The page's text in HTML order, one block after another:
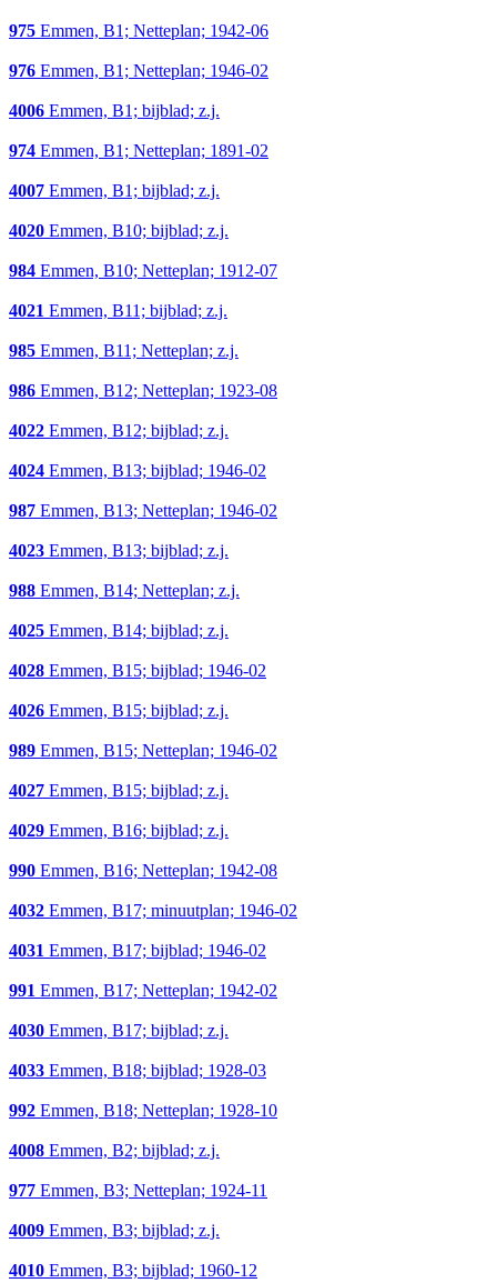
975 Emmen, B1; Netteplan; 1942-06
976 Emmen, B1; Netteplan; 1946-02
4006 Emmen, B1; bijblad; z.j.
974 Emmen, B1; Netteplan; 1891-02
4007 Emmen, B1; bijblad; z.j.
4020 Emmen, B10; bijblad; z.j.
984 Emmen, B10; Netteplan; 1912-07
4021 Emmen, B11; bijblad; z.j.
985 Emmen, B11; Netteplan; z.j.
986 Emmen, B12; Netteplan; 1923-08
4022 Emmen, B12; bijblad; z.j.
4024 Emmen, B13; bijblad; 1946-02
987 Emmen, B13; Netteplan; 1946-02
4023 Emmen, B13; bijblad; z.j.
988 Emmen, B14; Netteplan; z.j.
4025 Emmen, B14; bijblad; z.j.
4028 Emmen, B15; bijblad; 1946-02
4026 Emmen, B15; bijblad; z.j.
989 Emmen, B15; Netteplan; 1946-02
4027 Emmen, B15; bijblad; z.j.
4029 Emmen, B16; bijblad; z.j.
990 Emmen, B16; Netteplan; 1942-08
4032 Emmen, B17; minuutplan; 1946-02
4031 Emmen, B17; bijblad; 1946-02
991 Emmen, B17; Netteplan; 1942-02
4030 Emmen, B17; bijblad; z.j.
4033 Emmen, B18; bijblad; 1928-03
992 Emmen, B18; Netteplan; 1928-10
4008 Emmen, B2; bijblad; z.j.
977 Emmen, B3; Netteplan; 1924-11
4009 Emmen, B3; bijblad; z.j.
4010 Emmen, B3; bijblad; 1960-12